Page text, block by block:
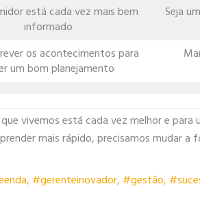
está cada vez mais bem
informado
Seja
os acontecimentos para
um bom planejamento
vivemos está cada vez melhor e
mais rápido, precisamos mudar a
, #gerenteinovador, #gestão,